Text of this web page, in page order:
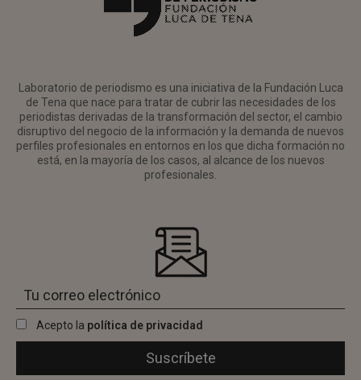
Laboratorio de periodismo es una iniciativa de la Fundación Luca
de Tena que nace para tratar de cubrir las necesidades de los
periodistas derivadas de la transformación del sector, el cambio
disruptivo del negocio de la información y la demanda de nuevos
perfiles profesionales en entornos en los que dicha formación no
está, en la mayoría de los casos, al alcance de los nuevos
profesionales.
Acepto la política de privacidad